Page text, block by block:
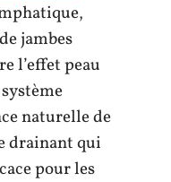
jambes
l’effet peau
naturelle de
drainant qui
pour les